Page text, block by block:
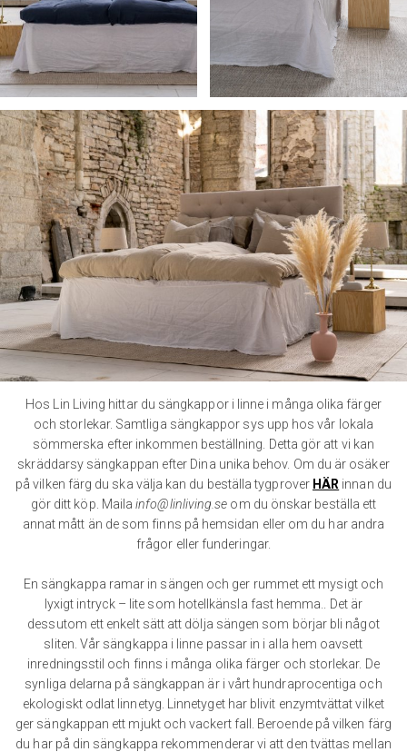
Hos Lin Living hittar du sängkappor i linne i många olika färger
och storlekar. Samtliga sängkappor sys upp hos vår lokala
sömmerska efter inkommen beställning. Detta gör att vi kan
skräddarsy sängkappan efter Dina unika behov. Om du är osäker
på vilken färg du ska välja kan du beställa tygprover HÄR innan du
gör ditt köp. Mailainfo@linliving.se om du önskar beställa ett
annat mått än de som finns på hemsidan eller om du har andra
frågor eller funderingar.
En sängkappa ramar in sängen och ger rummet ett mysigt och
lyxigt intryck – lite som hotellkänsla fast hemma.. Det är
dessutom ett enkelt sätt att dölja sängen som börjar bli något
sliten. Vår sängkappa i linne passar in i alla hem oavsett
inredningsstil och finns i många olika färger och storlekar. De
synliga delarna på sängkappan är i vårt hundraprocentiga och
ekologiskt odlat linnetyg. Linnetyget har blivit enzymtvättat vilket
ger sängkappan ett mjukt och vackert fall. Beroende på vilken färg
du har på din sängkappa rekommenderar vi att den tvättas mellan